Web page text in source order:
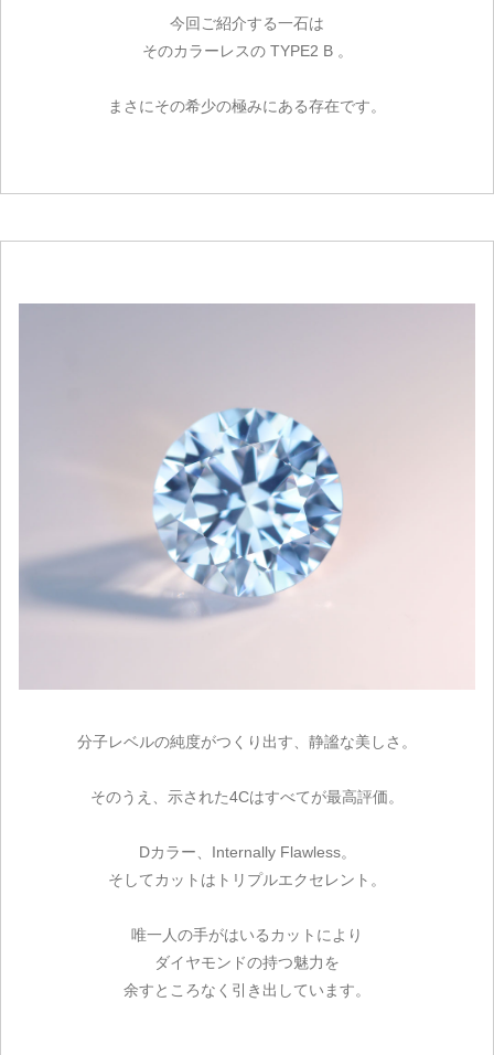
今回ご紹介する一石は
そのカラーレスの TYPE2 B 。
まさにその希少の極みにある存在です。
分子レベルの純度がつくり出す、静謐な美しさ。
そのうえ、示された4Cはすべてが最高評価。
Dカラー、Internally Flawless。
そしてカットはトリプルエクセレント。
唯一人の手がはいるカットにより
ダイヤモンドの持つ魅力を
余すところなく引き出しています。